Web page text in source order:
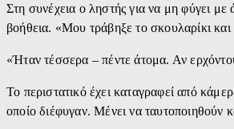
Στη συνέχεια ο ληστής για να μη φύγει με
βοήθεια. «Μου τράβηξε το σκουλαρίκι
«Ήταν τέσσερα – πέντε άτομα. Αν
Το περιστατικό έχει καταγραφεί από
οποίο διέφυγαν. Μένει να ταυτοποιηθούν